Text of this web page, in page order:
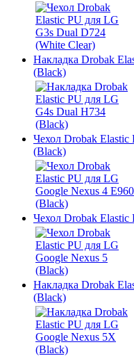
Накладка Drobak
(Black)
Чехол Drobak Elastic
(Black)
Чехол Drobak
Накладка Drobak
(Black)